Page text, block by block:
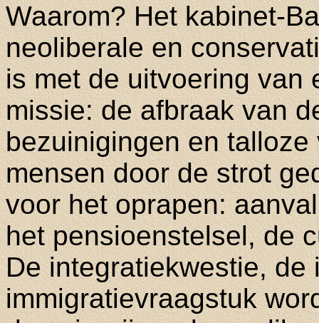
Waarom? Het kabinet-
neoliberale en
is met de uitvoering van
missie: de afbraak van
bezuinigingen en
mensen door de strot
voor het oprapen:
het pensioenstelsel, de
De integratiekwestie, de
immigratievraagstuk